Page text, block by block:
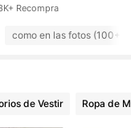
Recompra
como en las fotos (100+)
de Vestir Ropa de